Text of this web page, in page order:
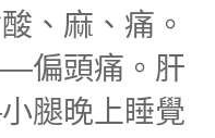
麻、痛。
偏頭痛。 肝
腿晚上睡覺